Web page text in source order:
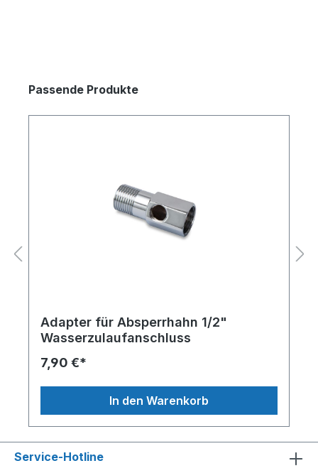
Passende Produkte
Adapter für Absperrhahn 1/2"
Wasserzulaufanschluss
7,90 €*
In den Warenkorb
Service-Hotline